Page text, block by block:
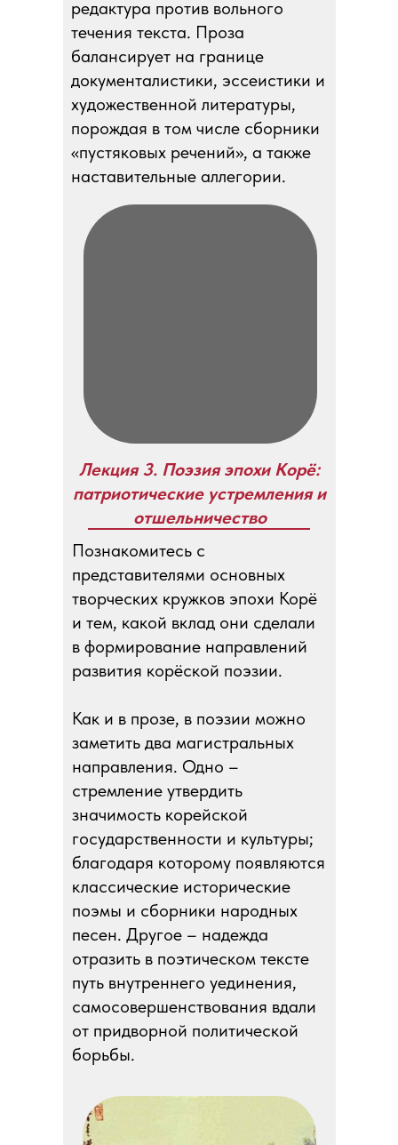
Познакомитесь с
представителями основных
творческих кружков эпохи Корё
и тем, какой вклад они сделали
в формирование направлений
развития корёской поэзии.
Как и в прозе, в поэзии можно
заметить два магистральных
направления. Одно –
стремление утвердить
значимость корейской
государственности и культуры;
благодаря которому появляются
классические исторические
поэмы и сборники народных
песен. Другое – надежда
отразить в поэтическом тексте
путь внутреннего уединения,
самосовершенствования вдали
от придворной политической
борьбы.
Лекция 3. Поэзия эпохи Корё:
патриотические устремления и
отшельничество
редактура против вольного
течения текста. Проза
балансирует на границе
документалистики, эссеистики и
художественной литературы,
порождая в том числе сборники
«пустяковых речений», а также
наставительные аллегории.